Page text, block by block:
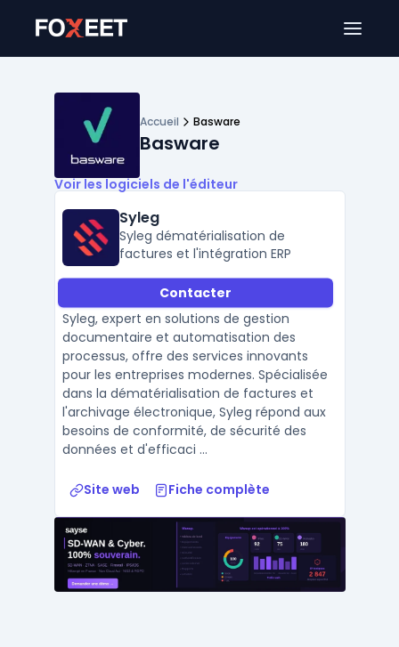
Accueil Basware
Basware
Voir les logiciels de l'éditeur
Syleg
Syleg dématérialisation de
factures et l'intégration ERP
Contacter
Syleg, expert en solutions de gestion
documentaire et automatisation des
processus, offre des services innovants
pour les entreprises modernes. Spécialisée
dans la dématérialisation de factures et
l'archivage électronique, Syleg répond aux
besoins de conformité, de sécurité des
données et d'efficaci ...
Site web Fiche complète